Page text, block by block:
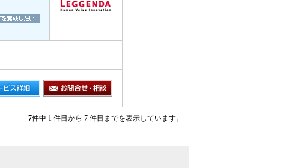
7件中 1 件目から 7 件目までを表示しています。